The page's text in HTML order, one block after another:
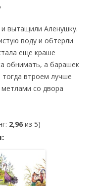
вытащили Аленушку.
воду и обтерли
еще краше
обнимать, а барашек
втроем лучше
метлами со двора
2,96 из 5)